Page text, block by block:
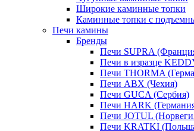
Широкие каминные топки
Каминные топки с
Печи камины
Бренды
Печи SUPRA
Печи в изразце
Печи THORMA
Печи ABX (Чехия)
Печи GUCA (Сербия)
Печи HARK
Печи JOTUL
Печи KRATKI